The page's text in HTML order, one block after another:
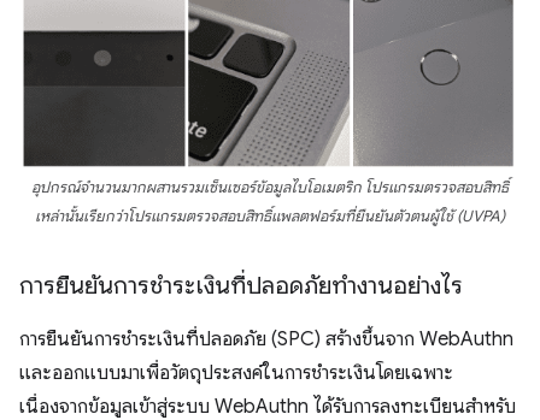
อุปกรณ์จำนวนมากผสานรวมเซ็นเซอร์ข้อมูลไบโอเมตริก โปรแกรมตรวจสอบสิทธิ์
เหล่านั้นเรียกว่าโปรแกรมตรวจสอบสิทธิ์แพลตฟอร์มที่ยืนยันตัวตนผู้ใช้ (UVPA)
การยืนยันการชำระเงินที่ปลอดภัยทำงานอย่างไร
การยืนยันการชำระเงินที่ปลอดภัย (SPC) สร้างขึ้นจาก WebAuthn
และออกแบบมาเพื่อวัตถุประสงค์ในการชําระเงินโดยเฉพาะ
เนื่องจากข้อมูลเข้าสู่ระบบ WebAuthn ได้รับการลงทะเบียนสำหรับ